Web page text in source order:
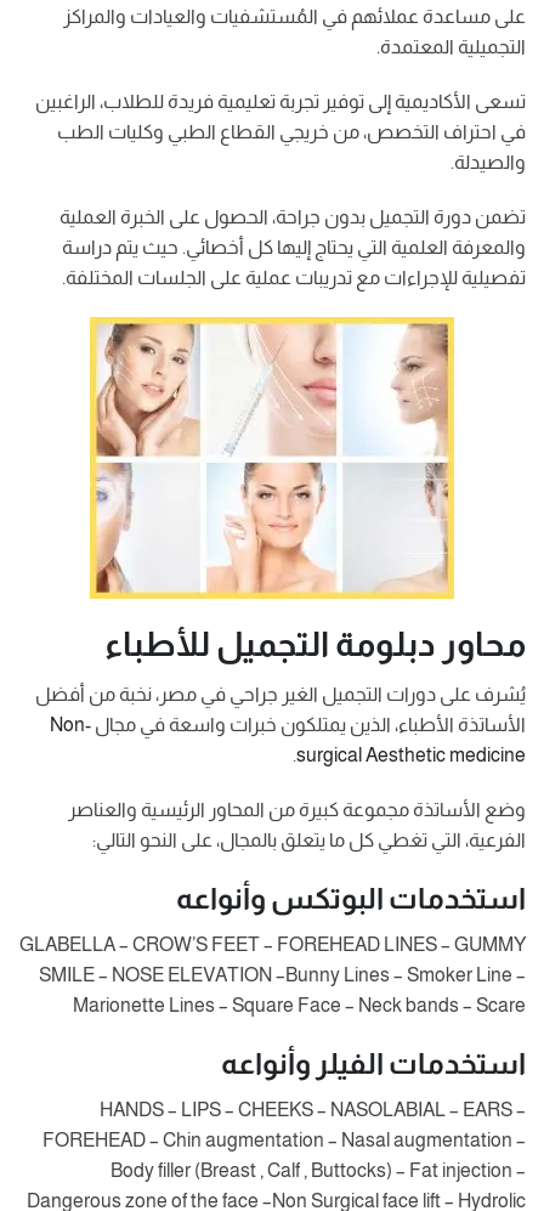
على مساعدة عملائهم في المُستشفيات والعيادات والمراكز
التجميلية المعتمدة.
تسعى الأكاديمية إلى توفير تجربة تعليمية فريدة للطلاب، الراغبين
في احتراف التخصص، من خريجي القطاع الطبي وكليات الطب
والصيدلة.
تضمن دورة التجميل بدون جراحة، الحصول على الخبرة العملية
والمعرفة العلمية التي يحتاج إليها كل أخصائي. حيث يتم دراسة
تفصيلية للإجراءات مع تدريبات عملية على الجلسات المختلفة.
محاور دبلومة التجميل للأطباء
يُشرف على دورات التجميل الغير جراحي في مصر، نخبة من أفضل
الأساتذة الأطباء، الذين يمتلكون خبرات واسعة في مجال Non-
surgical Aesthetic medicine
.
وضع الأساتذة مجموعة كبيرة من المحاور الرئيسية والعناصر
الفرعية، التي تغطي كل ما يتعلق بالمجال، على النحو التالي:
استخدمات البوتكس وأنواعه
GLABELLA – CROW’S FEET – FOREHEAD LINES – GUMMY
SMILE – NOSE ELEVATION –Bunny Lines – Smoker Line –
Marionette Lines – Square Face – Neck bands – Scare
استخدمات الفيلر وأنواعه
HANDS – LIPS – CHEEKS – NASOLABIAL – EARS –
FOREHEAD – Chin augmentation – Nasal augmentation –
Body filler (Breast , Calf , Buttocks) – Fat injection –
Dangerous zone of the face –Non Surgical face lift – Hydrolic